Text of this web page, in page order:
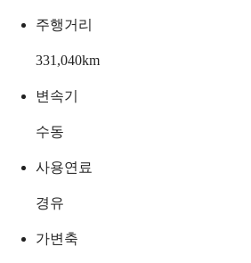
주행거리
331,040km
변속기
수동
사용연료
경유
가변축